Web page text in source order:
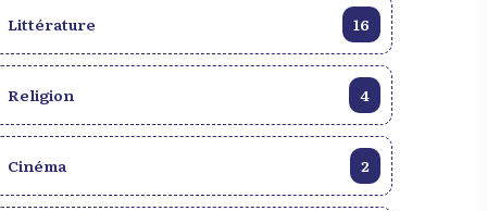
Littérature 16
Religion 4
Cinéma 2